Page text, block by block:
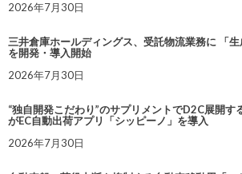
2026年7月30日
三井倉庫ホールディングス、受託物流業務に 「生
を開発・導入開始
2026年7月30日
“独自開発こだわり”のサプリメントでD2C展開す
がEC自動出荷アプリ「シッピーノ」を導入
2026年7月30日